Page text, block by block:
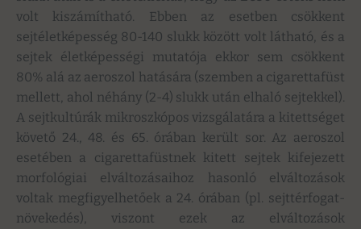
volt kiszámítható. Ebben az esetben csökkent
sejtéletképesség 80-140 slukk között volt látható, és a
sejtek életképességi mutatója ekkor sem csökkent
80% alá az aeroszol hatására (szemben a cigarettafüst
mellett, ahol néhány (2-4) slukk után elhaló sejtekkel).
A sejtkultúrák mikroszkópos vizsgálatára a kitettséget
követő 24., 48. és 65. órában került sor. Az aeroszol
esetében a cigarettafüstnek kitett sejtek kifejezett
morfológiai elváltozásaihoz hasonló elváltozások
voltak megfigyelhetőek a 24. órában (pl. sejttérfogat-
növekedés), viszont ezek az elváltozások